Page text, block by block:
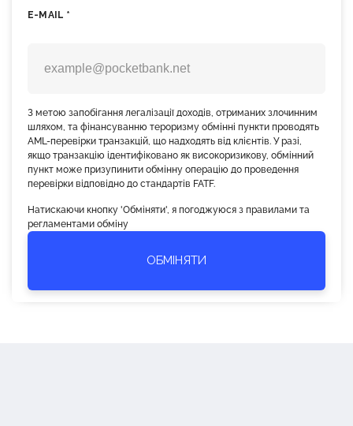
E-MAIL *
З метою запобігання легалізації доходів, отриманих злочинним
шляхом, та фінансуванню тероризму обмінні пункти проводять
AML-перевірки транзакцій, що надходять від клієнтів. У разі,
якщо транзакцію ідентифіковано як високоризикову, обмінний
пункт може призупинити обмінну операцію до проведення
перевірки відповідно до стандартів FATF.
Натискаючи кнопку 'Обміняти', я погоджуюся з правилами та
регламентами обміну
ОБМІНЯТИ